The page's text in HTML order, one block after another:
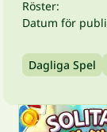
Röster:
Datum för
Dagliga Spel